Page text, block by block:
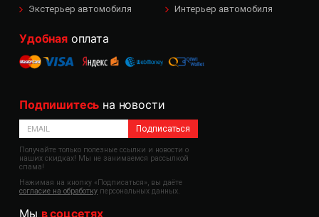
Экстерьер автомобиля Интерьер автомобиля
Удобнаяоплата
Подпишитесь на новости
Подписаться
Получайте только полезные ссылки и новости о
наших скидках! Мы не занимаемся рассылкой
спама!
Нажимая на кнопку «Подписаться», вы даёте
согласие на обработку персональных данных.
Мы в соцсетях